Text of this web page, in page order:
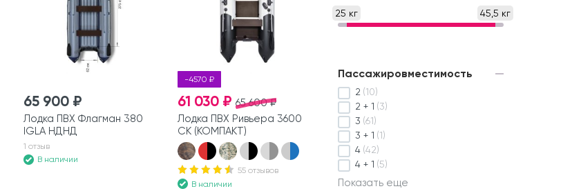
65 900 ₽
Лодка ПВХ Флагман 380
IGLA НДНД
1 отзыв
В наличии
-4570 ₽
65 600 ₽
61 030 ₽
Лодка ПВХ Ривьера 3600
СК (КОМПАКТ)
55 отзывов
В наличии
25 кг 45,5 кг
Пассажировместимость
2 (10)
2 + 1 (3)
3 (61)
3 + 1 (1)
4 (42)
4 + 1 (5)
Показать еще